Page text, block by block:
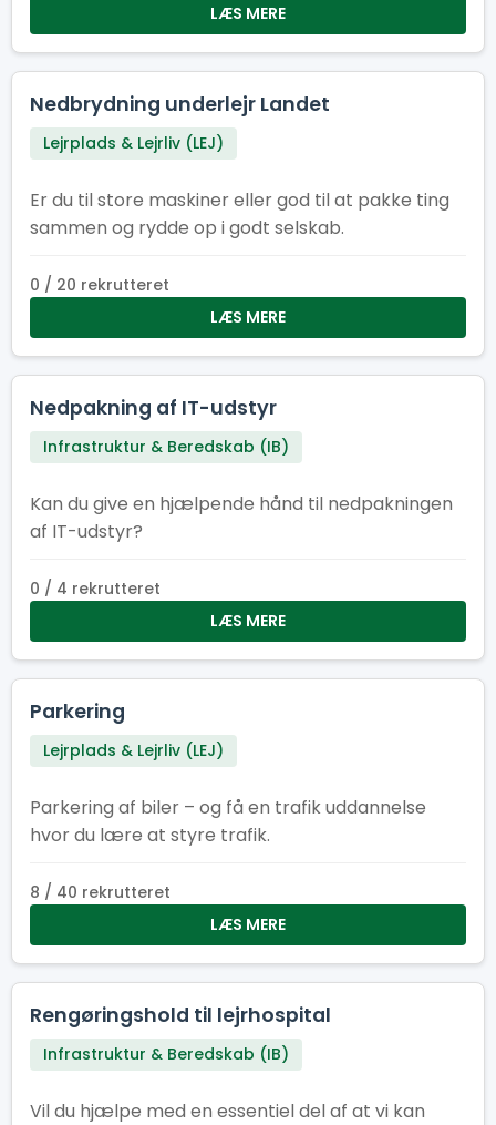
LÆS MERE
Nedbrydning underlejr Landet
Lejrplads & Lejrliv (LEJ)
Er du til store maskiner eller god til at pakke ting
sammen og rydde op i godt selskab.
0 / 20 rekrutteret
LÆS MERE
Nedpakning af IT-udstyr
Infrastruktur & Beredskab (IB)
Kan du give en hjælpende hånd til nedpakningen
af IT-udstyr?
0 / 4 rekrutteret
LÆS MERE
Parkering
Lejrplads & Lejrliv (LEJ)
Parkering af biler – og få en trafik uddannelse
hvor du lære at styre trafik.
8 / 40 rekrutteret
LÆS MERE
Rengøringshold til lejrhospital
Infrastruktur & Beredskab (IB)
Vil du hjælpe med en essentiel del af at vi kan